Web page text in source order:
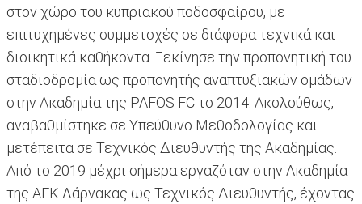
στον χώρο του κυπριακού ποδοσφαίρου, με
επιτυχημένες συμμετοχές σε διάφορα τεχνικά και
διοικητικά καθήκοντα. Ξεκίνησε την προπονητική του
σταδιοδρομία ως προπονητής αναπτυξιακών ομάδων
στην Ακαδημία της PAFOS FC το 2014. Ακολούθως,
αναβαθμίστηκε σε Υπεύθυνο Μεθοδολογίας και
μετέπειτα σε Τεχνικός Διευθυντής της Ακαδημίας.
Από το 2019 μέχρι σήμερα εργαζόταν στην Ακαδημία
της ΑΕΚ Λάρνακας ως Τεχνικός Διευθυντής, έχοντας